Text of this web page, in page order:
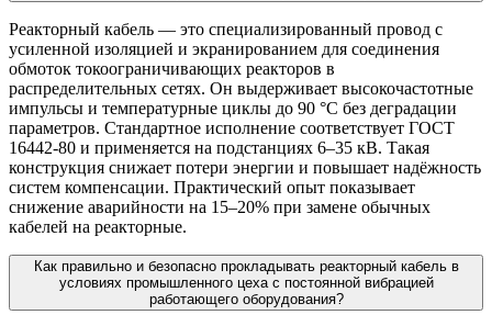
Реакторный кабель — это специализированный провод с
усиленной изоляцией и экранированием для соединения
обмоток токоограничивающих реакторов в
распределительных сетях. Он выдерживает высокочастотные
импульсы и температурные циклы до 90 °C без деградации
параметров. Стандартное исполнение соответствует ГОСТ
16442-80 и применяется на подстанциях 6–35 кВ. Такая
конструкция снижает потери энергии и повышает надёжность
систем компенсации. Практический опыт показывает
снижение аварийности на 15–20% при замене обычных
кабелей на реакторные.
Как правильно и безопасно прокладывать реакторный кабель в
условиях промышленного цеха с постоянной вибрацией
работающего оборудования?